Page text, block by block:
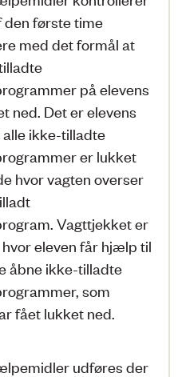
den første time
med det formål at
på elevens
ned. Det er elevens
ikke-tilladte
er lukket
hvor vagten overser
Vagttjekket er
eleven får hjælp til
åbne ikke-tilladte
som
fået lukket ned.
udføres der